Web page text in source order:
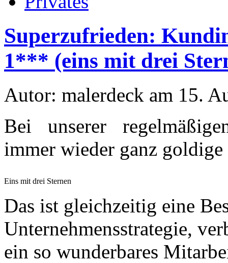
Superzufrieden:
1*** (eins mit drei
Autor: malerdeck am 15.
Bei unserer
immer wieder ganz
Eins mit drei Sternen
Das ist gleichzeitig eine
Unternehmensstrategie,
ein so wunderbares